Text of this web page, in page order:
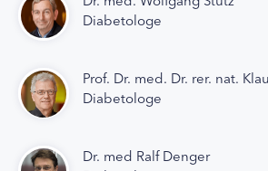
Diabetologe
Prof. Dr. med. Dr. rer. nat.
Diabetologe
Dr. med Ralf Denger